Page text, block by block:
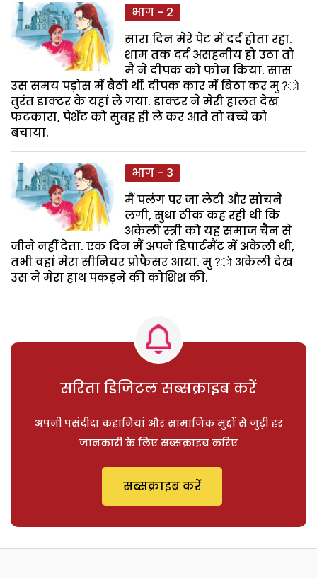
भाग - 2
सारा दिन मेरे पेट में दर्द होता रहा.
शाम तक दर्द असहनीय हो उठा तो
मैं ने दीपक को फोन किया. सास
उस समय पड़ोस में बैठी थीं. दीपक कार में बिठा कर मु?ो
तुरंत डाक्टर के यहां ले गया. डाक्टर ने मेरी हालत देख
फटकारा, पेशेंट को सुबह ही ले कर आते तो बच्चे को
बचाया.
भाग - 3
मैं पलंग पर जा लेटी और सोचने
लगी, सुधा ठीक कह रही थी कि
अकेली स्त्री को यह समाज चैन से
जीने नहीं देता. एक दिन मैं अपने डिपार्टमैंट में अकेली थी,
तभी वहां मेरा सीनियर प्रोफैसर आया. मु?ो अकेली देख
उस ने मेरा हाथ पकड़ने की कोशिश की.
सरिता डिजिटल सब्सक्राइब करें
अपनी पसंदीदा कहानियां और सामाजिक मुद्दों से जुड़ी हर
जानकारी के लिए सब्सक्राइब करिए
सब्सक्राइब करें